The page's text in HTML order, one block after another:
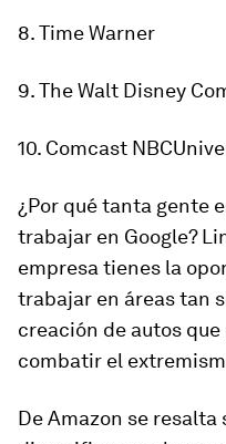
8. Time Warner
9. The Walt Disney
10. Comcast
¿Por qué tanta gente
trabajar en Google?
empresa tienes la
trabajar en áreas tan
creación de autos
combatir el
De Amazon se